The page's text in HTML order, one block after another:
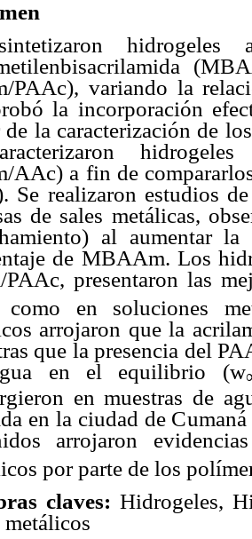
PAAc), variando la
la incorporación
la caracterización de
AAc) a fin de
Se realizaron estudios
de sales metálicas,
al aumentar
de MBAAm. Los
presentaron las
como en soluciones
arrojaron que la
que la presencia del
en el equilibrio (w
en muestras de
en la ciudad de
arrojaron
por parte de los
claves: Hidrogeles,
metálicos